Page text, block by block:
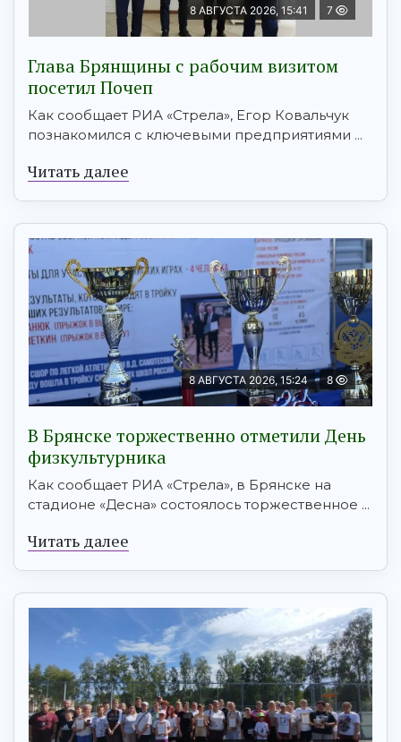
8 АВГУСТА 2026, 15:41 7
Глава Брянщины с рабочим визитом
посетил Почеп
Как сообщает РИА «Стрела», Егор Ковальчук
познакомился с ключевыми предприятиями ...
Читать далее
8 АВГУСТА 2026, 15:24 8
В Брянске торжественно отметили День
физкультурника
Как сообщает РИА «Стрела», в Брянске на
стадионе «Десна» состоялось торжественное ...
Читать далее